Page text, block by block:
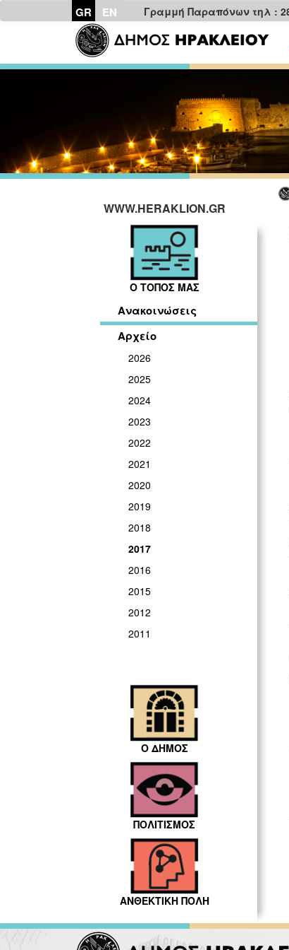
GR EN Γραμμή Παραπόνων τηλ :
WWW.HERAKLION.GR
Ο ΤΟΠΟΣ ΜΑΣ
Ανακοινώσεις
Αρχείο
2026
2025
2024
2023
2022
2021
2020
2019
2018
2017
2016
2015
2012
2011
Ο ΔΗΜΟΣ
ΠΟΛΙΤΙΣΜΟΣ
ΑΝΘΕΚΤΙΚΗ ΠΟΛΗ